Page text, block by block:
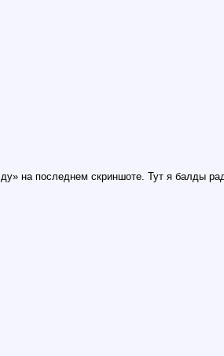
на последнем скриншоте. Тут я балды